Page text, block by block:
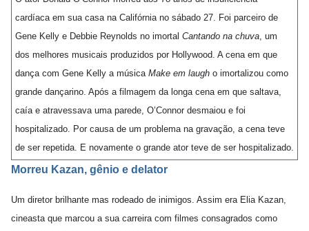
cardíaca em sua casa na Califórnia no sábado 27. Foi parceiro de
Gene Kelly e Debbie Reynolds no imortal Cantando na chuva, um
dos melhores musicais produzidos por Hollywood. A cena em que
dança com Gene Kelly a música Make em laugh o imortalizou como
grande dançarino. Após a filmagem da longa cena em que saltava,
caía e atravessava uma parede, O’Connor desmaiou e foi
hospitalizado. Por causa de um problema na gravação, a cena teve
de ser repetida. E novamente o grande ator teve de ser hospitalizado.
Morreu Kazan, gênio e delator
Um diretor brilhante mas rodeado de inimigos. Assim era Elia Kazan,
cineasta que marcou a sua carreira com filmes consagrados como